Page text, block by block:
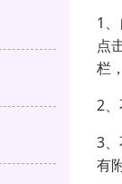
1
点
栏
2
3
有